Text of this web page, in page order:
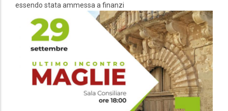
essendo stata ammessa a finanzi